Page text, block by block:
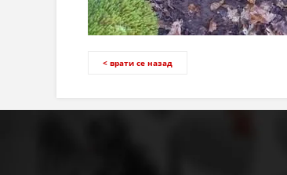
< врати се назад